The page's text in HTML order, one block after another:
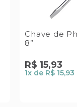
Chave de
8”
R$ 15,93
1x de R$ 15,93